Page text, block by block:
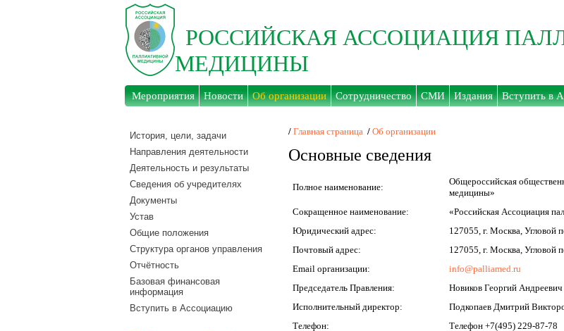
РОССИЙСКАЯ АССОЦИАЦИЯ
МЕДИЦИНЫ
Мероприятия Новости Об организации Сотрудничество СМИ Издания Вступить в
История, цели, задачи
Направления деятельности
Деятельность и результаты
Сведения об учредителях
Документы
Устав
Общие положения
Структура органов управления
Отчётность
Базовая финансовая
информация
Вступить в Ассоциацию
/ Главная страница / Об организации
Основные сведения
Полное наименование:
Общероссийская
медицины»
Сокращенное наименование:
«Российская Ассоциация
Юридический адрес:
127055, г. Москва, Угловой
Почтовый адрес:
127055, г. Москва, Угловой
Email организации:
info@palliamed.ru
Председатель Правления:
Новиков Георгий Андреевич
Исполнительный директор:
Подкопаев Дмитрий
Телефон:
Телефон +7(495) 229-87-78